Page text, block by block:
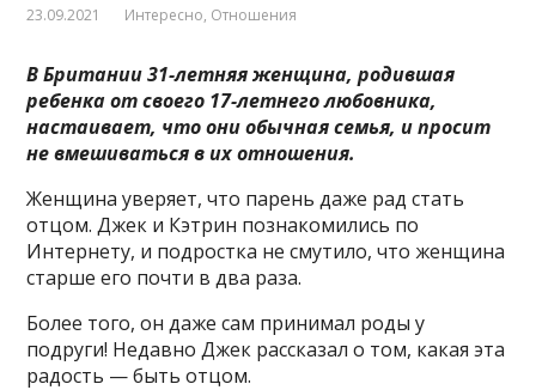
23.09.2021 Интересно, Отношения
В Британии 31-летняя женщина, родившая
ребенка от своего 17-летнего любовника,
настаивает, что они обычная семья, и просит
не вмешиваться в их отношения.
Женщина уверяет, что парень даже рад стать
отцом. Джек и Кэтрин познакомились по
Интернету, и подростка не смутило, что женщина
старше его почти в два раза.
Более того, он даже сам принимал роды у
подруги! Недавно Джек рассказал о том, какая эта
радость — быть отцом.